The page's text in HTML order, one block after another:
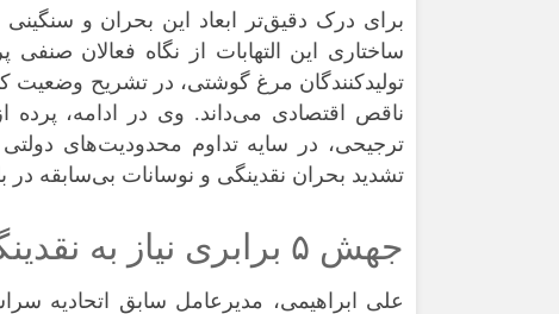
برای درک دقیق‌تر ابعاد این بحران و سنگینی
ساختاری این التهابات از نگاه فعالان
تولیدکنندگان مرغ گوشتی، در تشریح وضعیت
ناقص اقتصادی می‌داند. وی در ادامه،
ترجیحی، در سایه تداوم محدودیت‌های دولتی
تشدید بحران نقدینگی و نوسانات بی‌سابقه در
جهش ۵ برابری نیاز به نقدینگی و انفعال سیستم بانک
علی ابراهیمی، مدیرعامل سابق اتحادیه